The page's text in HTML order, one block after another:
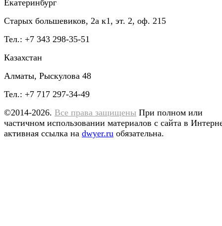
Екатеринбург
Старых большевиков, 2а к1, эт. 2, оф. 215
Тел.: +7 343 298-35-51
Казахстан
Алматы, Рыскулова 48
Тел.: +7 717 297-34-49
©2014-2026. Все права защищены При полном или
частичном использовании материалов с сайта в
активная ссылка на dwyer.ru обязательна.